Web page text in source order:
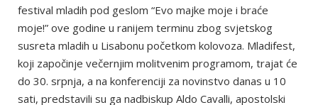
festival mladih pod geslom “Evo majke moje i braće
moje!” ove godine u ranijem terminu zbog svjetskog
susreta mladih u Lisabonu početkom kolovoza. Mladifest,
koji započinje večernjim molitvenim programom, trajat će
do 30. srpnja, a na konferenciji za novinstvo danas u 10
sati, predstavili su ga nadbiskup Aldo Cavalli, apostolski